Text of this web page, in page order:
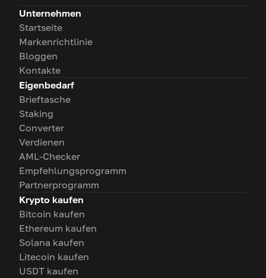
Unternehmen
Startseite
Markenrichtlinie
Bloggen
Kontakte
Eigenbedarf
Brieftasche
Staking
Converter
Verdienen
AML-Checker
Empfehlungsprogramm
Partnerprogramm
Krypto kaufen
Bitcoin kaufen
Ethereum kaufen
Solana kaufen
Litecoin kaufen
USDT kaufen